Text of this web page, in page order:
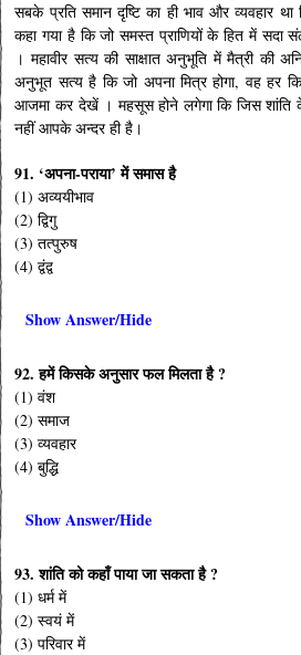
सबके प्रति समान दृष्टि का ही भाव और व्यवहार था
कहा गया है कि जो समस्त प्राणियों के हित में सदा
। महावीर सत्य की साक्षात अनुभूति में मैत्री की
अनुभूत सत्य है कि जो अपना मित्र होगा, वह हर
आजमा कर देखें । महसूस होने लगेगा कि जिस शांति
नहीं आपके अन्दर ही है।
91. ‘अपना-पराया’ में समास है
(1) अव्ययीभाव
(2) द्विगु
(3) तत्पुरुष
(4) द्वंद्व
Show Answer/Hide
92. हमें किसके अनुसार फल मिलता है ?
(1) वंश
(2) समाज
(3) व्यवहार
(4) बुद्धि
Show Answer/Hide
93. शांति को कहाँ पाया जा सकता है ?
(1) धर्म में
(2) स्वयं में
(3) परिवार में